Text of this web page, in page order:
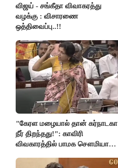
விஜய் - சங்கீதா விவாகரத்து
வழக்கு : விசாரணை
ஒத்திவைப்பு..!!
"கேரள மழையால் தான் கர்நாடகா
நீர் திறந்தது!": காவிரி
விவகாரத்தில் பாமக சௌமியா